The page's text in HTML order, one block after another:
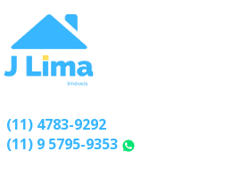
(11) 4783-9292
(11) 9 5795-9353